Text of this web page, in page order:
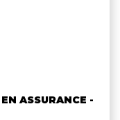
ASSURANCE -